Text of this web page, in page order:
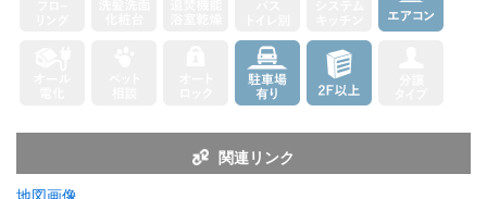
関連リンク